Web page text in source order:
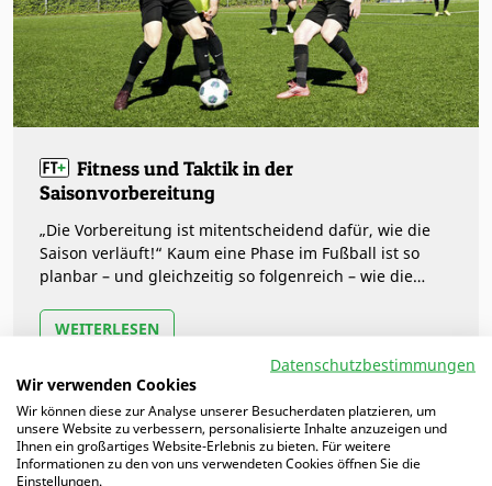
Fitness und Taktik in der
Saisonvorbereitung
„Die Vorbereitung ist mitentscheidend dafür, wie die
Saison verläuft!“ Kaum eine Phase im Fußball ist so
planbar – und gleichzeitig so folgenreich – wie die
WEITERLESEN
Datenschutzbestimmungen
Wir verwenden Cookies
Wir können diese zur Analyse unserer Besucherdaten platzieren, um
unsere Website zu verbessern, personalisierte Inhalte anzuzeigen und
Ihnen ein großartiges Website-Erlebnis zu bieten. Für weitere
Informationen zu den von uns verwendeten Cookies öffnen Sie die
Einstellungen.